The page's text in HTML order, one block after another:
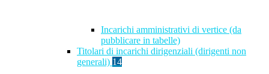
Incarichi amministrativi di vertice (da
pubblicare in tabelle)
Titolari di incarichi dirigenziali (dirigenti non
generali) 14